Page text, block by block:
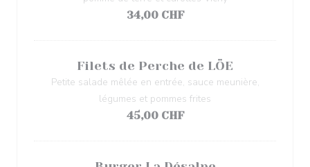
34,00 CHF
Filets de Perche de LÖE
Petite salade mêlée en entrée, sauce meunière,
légumes et pommes frites
45,00 CHF